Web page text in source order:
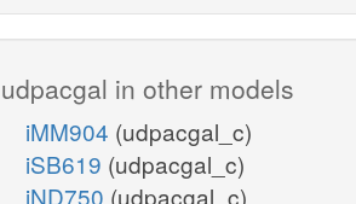
udpacgal in other models
iMM904 (udpacgal_c)
iSB619 (udpacgal_c)
iND750 (udpacgal_c)